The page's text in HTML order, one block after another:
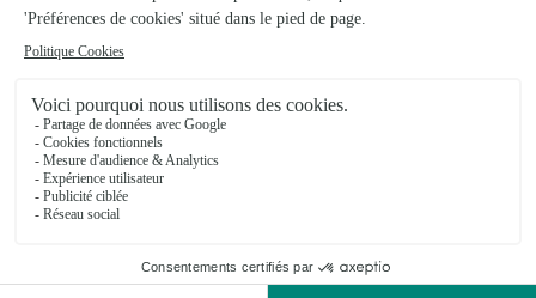
★ ★ ★ ★ ★
Très satisfaite de ma commande
Très satisfaite de ma commande Très beau bouquet de fleurs
accompagné de sa bouteille de champagne Belle
présentation
06/01/2026
★